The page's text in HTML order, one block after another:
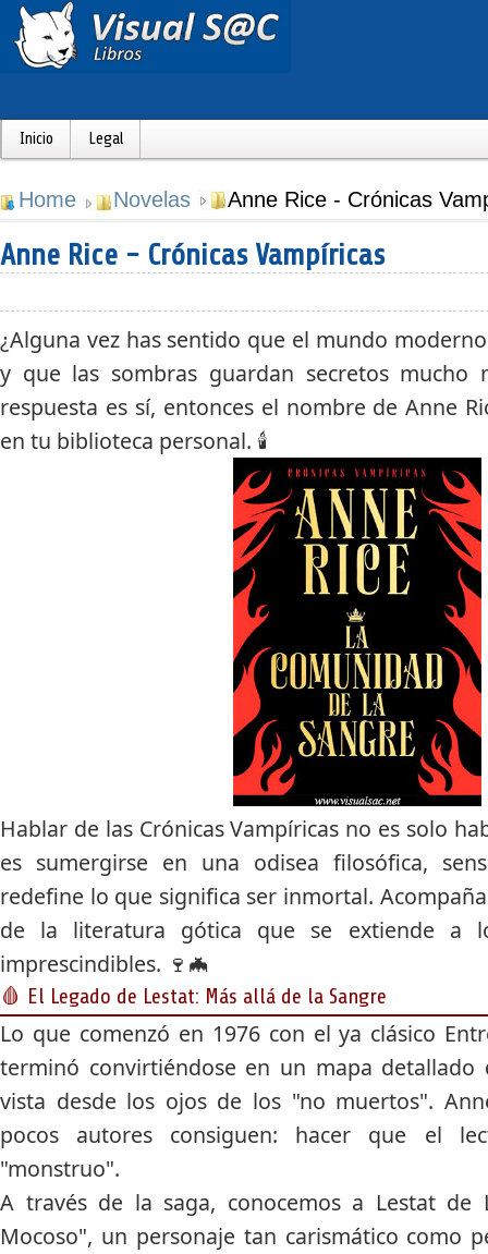
Inicio Legal
Home Novelas Anne Rice - Crónicas
Anne Rice - Crónicas Vampíricas
¿Alguna vez has sentido que el mundo
y que las sombras guardan secretos mucho
respuesta es sí, entonces el nombre deAnne
en tu biblioteca personal. 🕯️
Hablar de las Crónicas Vampíricas no es solo
es sumergirse en una odisea filosófica,
redefine lo que significa ser inmortal.
de la literatura gótica que se extiende
imprescindibles. 🍷🦇
🩸 El Legado de Lestat: Más allá de la Sangre
Lo que comenzó en 1976 con el ya clásico
terminó convirtiéndose en un mapa
vista desde los ojos de los "no muertos".
pocos autores consiguen: hacer que el
"monstruo".
A través de la saga, conocemos a Lestat de
Mocoso", un personaje tan carismático como